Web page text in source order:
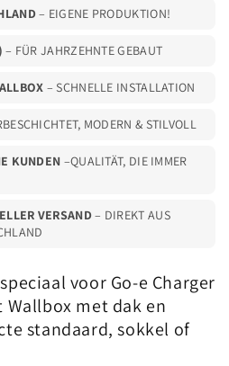
– EIGENE PRODUKTION!
– FÜR JAHRZEHNTE GEBAUT
– SCHNELLE INSTALLATION
MODERN & STILVOLL
KUNDEN –QUALITÄT, DIE IMMER
VERSAND– DIREKT AUS
voor Go-e Charger
met dak en
standaard, sokkel of